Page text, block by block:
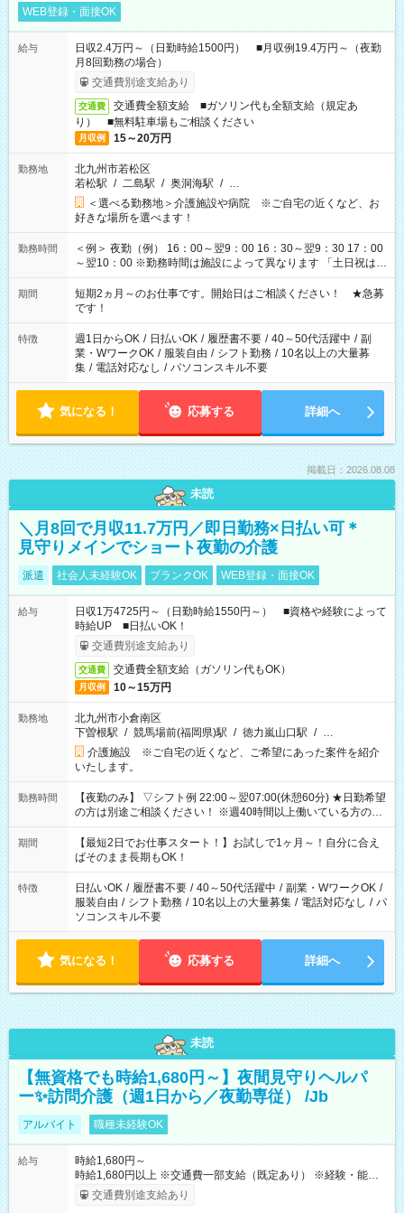
WEB登録・面接OK
給与
日収2.4万円～（日勤時給1500円） ■月収例19.4万円～（夜勤
月8回勤務の場合）
交通費別途支給あり
交通費
交通費全額支給 ■ガソリン代も全額支給（規定あ
り） ■無料駐車場もご相談ください
月収例 15～20万円
勤務地
北九州市若松区
若松駅 / 二島駅 / 奥洞海駅 / …
＜選べる勤務地＞介護施設や病院 ※ご自宅の近くなど、お
好きな場所を選べます！
勤務時間
＜例＞ 夜勤（例） 16：00～翌9：00 16：30～翌9：30 17：00
～翌10：00 ※勤務時間は施設によって異なります 「土日祝は休
みたい」 「しっかり稼ぎたい」 「もう少し遅い時間から始めた
い」など ご希望にあったお仕事をご案内いたします。 ※未経験
の方の場合は1～2ヶ月間は日中での仕事を経験いただき、 お
仕事に慣れてからの夜勤になります。 ★家庭の都合でお休みが
必要な場合も遠慮なくご相談ください。
期間
短期2ヵ月～のお仕事です。開始日はご相談ください！ ★急募
です！
特徴 週1日からOK / 日払いOK / 履歴書不要 / 40～50代活躍中 / 副
業・WワークOK / 服装自由 / シフト勤務 / 10名以上の大量募
集 / 電話対応なし / パソコンスキル不要
気になる！ 応募する 詳細へ
掲載日：2026.08.08
未読
＼月8回で月収11.7万円／即日勤務×日払い可＊
見守りメインでショート夜勤の介護
派遣 社会人未経験OK ブランクOK WEB登録・面接OK
給与
日収1万4725円～（日勤時給1550円～） ■資格や経験によって
時給UP ■日払いOK！
交通費別途支給あり
交通費 交通費全額支給（ガソリン代もOK）
月収例 10～15万円
勤務地
北九州市小倉南区
下曽根駅 / 競馬場前(福岡県)駅 / 徳力嵐山口駅 / …
介護施設 ※ご自宅の近くなど、ご希望にあった案件を紹介
いたします。
勤務時間
【夜勤のみ】 ▽シフト例 22:00～翌07:00(休憩60分) ★日勤希望
の方は別途ご相談ください！ ※週40時間以上働いている方のW
ワークはNG
期間
【最短2日でお仕事スタート！】お試しで1ヶ月～！自分に合え
ばそのまま長期もOK！
特徴 日払いOK / 履歴書不要 / 40～50代活躍中 / 副業・WワークOK /
服装自由 / シフト勤務 / 10名以上の大量募集 / 電話対応なし / パ
ソコンスキル不要
気になる！ 応募する 詳細へ
未読
【無資格でも時給1,680円～】夜間見守りヘルパ
ー✨訪問介護（週1日から／夜勤専従） /Jb
アルバイト 職種未経験OK
給与
時給1,680円～
時給1,680円以上 ※交通費一部支給（既定あり） ※経験・能力を
考慮して決定します 【収入例】 週1回勤務の場合：1,680円×8時
間×4回=5万3,760円 週3回勤務の場合：1,680円×8時間×12回
交通費別途支給あり